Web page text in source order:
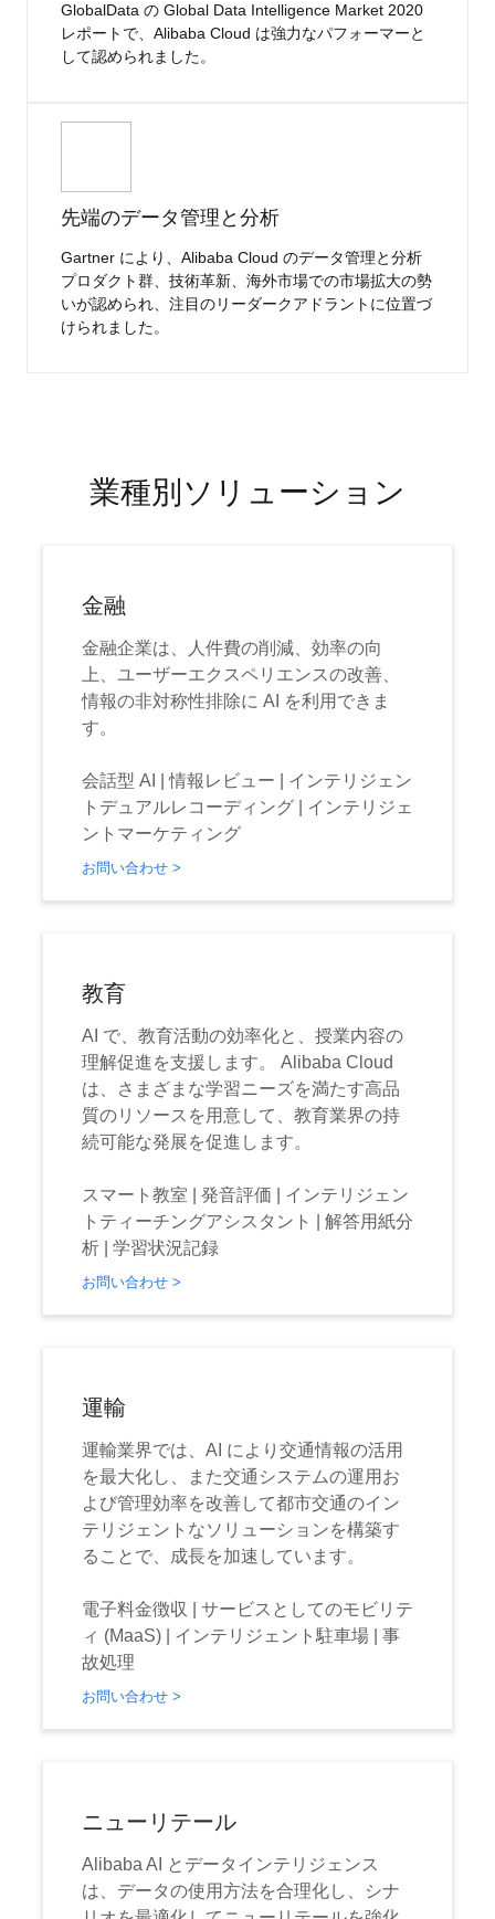
GlobalData の Global Data Intelligence Market 2020
レポートで、Alibaba Cloud は強力なパフォーマーと
して認められました。
先端のデータ管理と分析
Gartner により、Alibaba Cloud のデータ管理と分析
プロダクト群、技術革新、海外市場での市場拡大の勢
いが認められ、注目のリーダークアドラントに位置づ
けられました。
業種別ソリューション
金融
金融企業は、人件費の削減、効率の向
上、ユーザーエクスペリエンスの改善、
情報の非対称性排除に AI を利用できま
す。
会話型 AI | 情報レビュー | インテリジェン
トデュアルレコーディング | インテリジェ
ントマーケティング
お問い合わせ >
教育
AI で、教育活動の効率化と、授業内容の
理解促進を支援します。 Alibaba Cloud
は、さまざまな学習ニーズを満たす高品
質のリソースを用意して、教育業界の持
続可能な発展を促進します。
スマート教室 | 発音評価 | インテリジェン
トティーチングアシスタント | 解答用紙分
析 | 学習状況記録
お問い合わせ >
運輸
運輸業界では、AI により交通情報の活用
を最大化し、また交通システムの運用お
よび管理効率を改善して都市交通のイン
テリジェントなソリューションを構築す
ることで、成長を加速しています。
電子料金徴収 | サービスとしてのモビリテ
ィ (MaaS) | インテリジェント駐車場 | 事
故処理
お問い合わせ >
ニューリテール
Alibaba AI とデータインテリジェンス
は、データの使用方法を合理化し、シナ